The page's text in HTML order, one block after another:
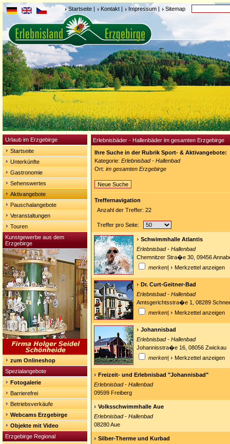
Startseite | Kontakt | Impressum | Sitemap
Urlaub im Erzgebirge
Startseite
Unterkünfte
Gastronomie
Sehenswertes
Aktivangebote
Pauschalangebote
Veranstaltungen
Touren
Kunstgewerbe aus dem
Erzgebirge
zum Onlineshop
Spezialangebote
Fotogalerie
Barrierefrei
Betriebsverkäufe
Webcams Erzgebirge
Objekte mit Video
Erzgebirge Regional
Erlebnisbäder - Hallenbäder im gesamten Erzgebirge
Ihre Suche in der Rubrik Sport- & Aktivangebote:
Kategorie: Erlebnisbad - Hallenbad
Ort: im gesamten Erzgebirge
Neue Suche
Treffernavigation
Anzahl der Treffer: 22
Treffer pro Seite:
Schwimmhalle Atlantis
Erlebnisbad - Hallenbad
Chemnitzer Stra�e 30, 09456
merken| Merkzettel anzeigen
Dr. Curt-Geitner-Bad
Erlebnisbad - Hallenbad
Amtsgerichtsstra�e 1, 08289
merken| Merkzettel anzeigen
Johannisbad
Erlebnisbad - Hallenbad
Johannisstra�e 16, 08056 Zwickau
merken| Merkzettel anzeigen
Freizeit- und Erlebnisbad "Johannisbad"
Erlebnisbad - Hallenbad
09599 Freiberg
Volksschwimmhalle Aue
Erlebnisbad - Hallenbad
08280 Aue
Silber-Therme und Kurbad